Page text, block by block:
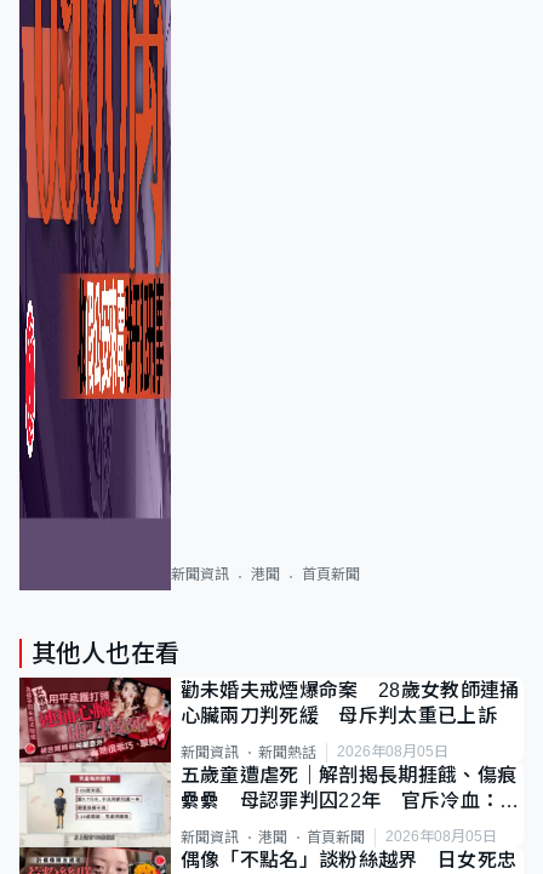
新聞資訊 港聞 首頁新聞
其他人也在看
勸未婚夫戒煙爆命案 28歲女教師連捅
心臟兩刀判死緩 母斥判太重已上訴
新聞資訊 新聞熱話 2026年08月05日
五歲童遭虐死｜解剖揭長期捱餓、傷痕
纍纍 母認罪判囚22年 官斥冷血：同
類案最惡劣
新聞資訊 港聞 首頁新聞 2026年08月05日
偶像「不點名」談粉絲越界 日女死忠